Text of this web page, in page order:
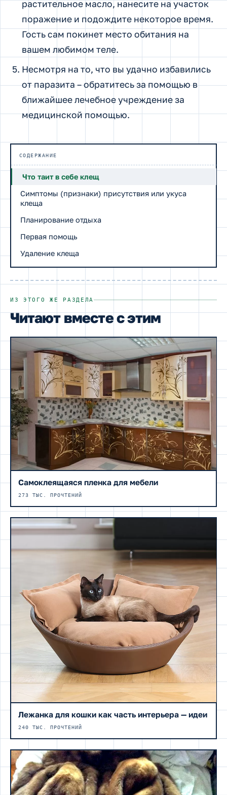
растительное масло, нанесите на участок
поражение и подождите некоторое время.
Гость сам покинет место обитания на
вашем любимом теле.
Несмотря на то, что вы удачно избавились
от паразита – обратитесь за помощью в
ближайшее лечебное учреждение за
медицинской помощью.
СОДЕРЖАНИЕ
Что таит в себе клещ
Симптомы (признаки) присутствия или укуса
клеща
Планирование отдыха
Первая помощь
Удаление клеща
ИЗ ЭТОГО ЖЕ РАЗДЕЛА
Читают вместе с этим
Самоклеящаяся пленка для мебели
273 ТЫС. ПРОЧТЕНИЙ
Лежанка для кошки как часть интерьера — идеи
240 ТЫС. ПРОЧТЕНИЙ